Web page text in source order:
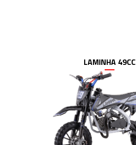
LAMINHA 49CC